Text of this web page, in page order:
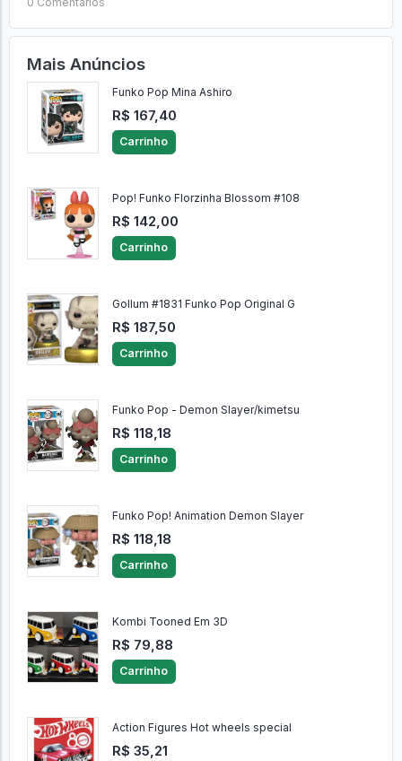
Mais Anúncios
Funko Pop Mina Ashiro
R$ 167,40
Carrinho
Pop! Funko Florzinha Blossom #108
R$ 142,00
Carrinho
Gollum #1831 Funko Pop Original G
R$ 187,50
Carrinho
Funko Pop - Demon Slayer/kimetsu
R$ 118,18
Carrinho
Funko Pop! Animation Demon Slayer
R$ 118,18
Carrinho
Kombi Tooned Em 3D
R$ 79,88
Carrinho
Action Figures Hot wheels special
R$ 35,21